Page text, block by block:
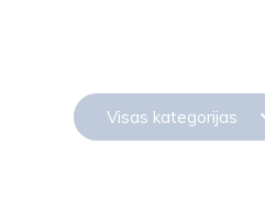
Visas kategorijas